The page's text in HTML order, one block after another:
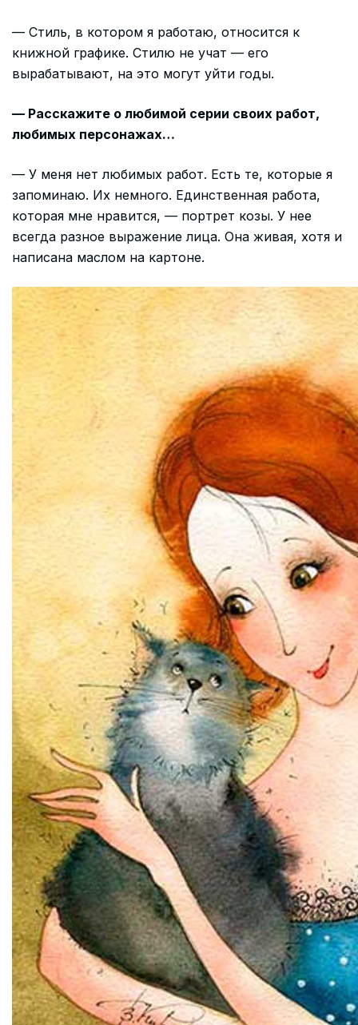
— Стиль, в котором я работаю, относится к
книжной графике. Стилю не учат — его
вырабатывают, на это могут уйти годы.
— Расскажите о любимой серии своих работ,
любимых персонажах…
— У меня нет любимых работ. Есть те, которые я
запоминаю. Их немного. Единственная работа,
которая мне нравится, — портрет козы. У нее
всегда разное выражение лица. Она живая, хотя и
написана маслом на картоне.